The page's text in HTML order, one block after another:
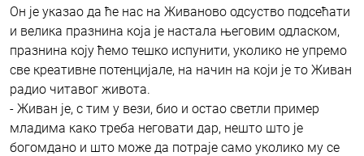
Он је указао да ће нас на Живаново одсуство подсећати
и велика празнина која је настала његовим одласком,
празнина коју ћемо тешко испунити, уколико не упремо
све креативне потенцијале, на начин на који је то Живан
радио читавог живота.
- Живан је, с тим у вези, био и остао светли пример
младима како треба неговати дар, нешто што је
богомдано и што може да потраје само уколико му се